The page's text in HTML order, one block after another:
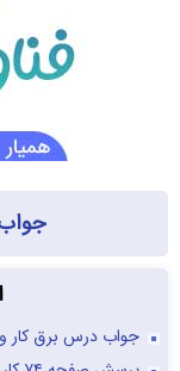
جواب درس برق کار